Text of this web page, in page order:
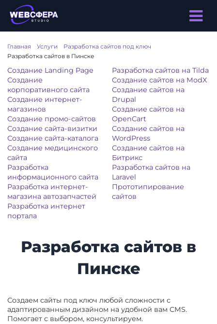
Главная Услуги Разработка сайтов под ключ
Разработка сайтов в Пинске
Создание Landing Page
Создание
корпоративного сайта
Создание интернет-
магазинов
Создание промо-сайтов
Создание сайта-визитки
Создание сайта-каталога
Создание медицинского
сайта
Разработка
информационного сайта
Разработка интернет-
магазина автозапчастей
Разработка интернет
портала
Разработка сайтов на Tilda
Создание сайтов на ModX
Создание сайтов на
Drupal
Создание сайтов на
OpenCart
Создание сайтов на
WordPress
Создание сайтов на
Битрикс
Разработка сайтов на
Laravel
Прототипирование
сайтов
Разработка сайтов в
Пинске
Создаем сайты под ключ любой сложности с
адаптированным дизайном на удобной вам CMS.
Помогает с выбором, консультируем.